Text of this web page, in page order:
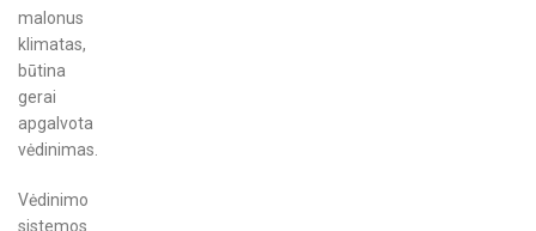
malonus
klimatas,
būtina
gerai
apgalvota
vėdinimas.
Vėdinimo
sistemos